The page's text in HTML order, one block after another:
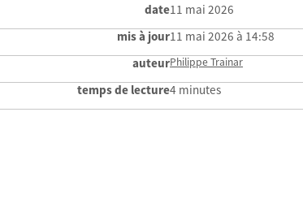
date11 mai 2026
mis à jour11 mai 2026 à 14:58
auteurPhilippe Trainar
temps de lecture4 minutes